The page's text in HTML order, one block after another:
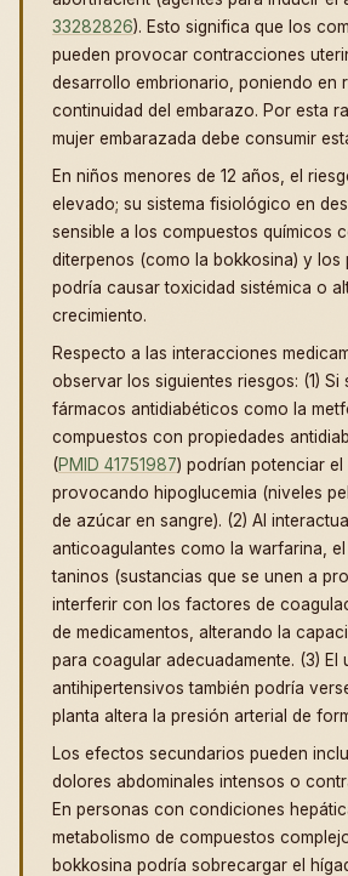
33282826). Esto significa que los
pueden provocar contracciones
desarrollo embrionario, poniendo en
continuidad del embarazo. Por esta
mujer embarazada debe consumir
En niños menores de 12 años, el
elevado; su sistema fisiológico en
sensible a los compuestos químicos
diterpenos (como la bokkosina) y los
podría causar toxicidad sistémica o
crecimiento.
Respecto a las interacciones
observar los siguientes riesgos: (1)
fármacos antidiabéticos como la
compuestos con propiedades
(PMID 41751987) podrían potenciar el
provocando hipoglucemia (niveles
de azúcar en sangre). (2) Al
anticoagulantes como la warfarina,
taninos (sustancias que se unen a
interferir con los factores de
de medicamentos, alterando la
para coagular adecuadamente. (3) El
antihipertensivos también podría
planta altera la presión arterial de
Los efectos secundarios pueden
dolores abdominales intensos o
En personas con condiciones
metabolismo de compuestos
bokkosina podría sobrecargar el